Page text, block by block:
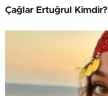
Çağlar Ertuğrul Kimdir?